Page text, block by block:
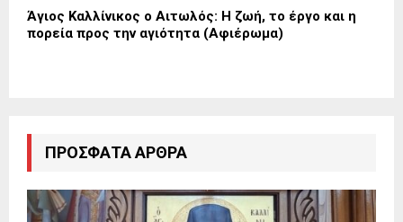
Άγιος Καλλίνικος ο Αιτωλός: Η ζωή, το έργο και η
πορεία προς την αγιότητα (Αφιέρωμα)
ΠΡΌΣΦΑΤΑ ΆΡΘΡΑ